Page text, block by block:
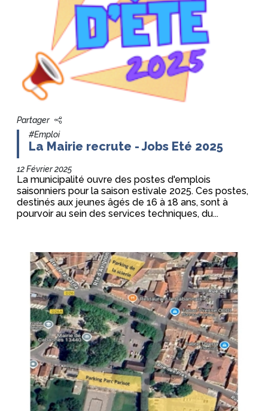
Partager
#Emploi
La Mairie recrute - Jobs Eté 2025
12 Février 2025
La municipalité ouvre des postes d'emplois
saisonniers pour la saison estivale 2025. Ces postes,
destinés aux jeunes âgés de 16 à 18 ans, sont à
pourvoir au sein des services techniques, du...